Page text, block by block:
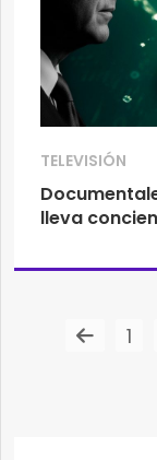
TELEVISIÓN
lleva
1